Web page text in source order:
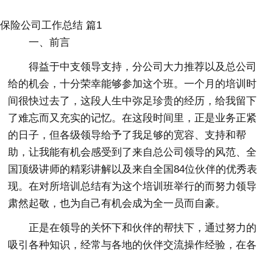
保险公司工作总结 篇1
一、前言
得益于中支领导支持，分公司大力推荐以及总公司
给的机会，十分荣幸能够参加这个班。一个月的培训时
间很快过去了，这段人生中弥足珍贵的经历，给我留下
了难忘而又充实的记忆。在这段时间里，正是业务正紧
的日子，但各级领导给予了我足够的宽容、支持和帮
助，让我能有机会感受到了来自总公司领导的风范、全
国顶级讲师的精彩讲解以及来自全国84位伙伴的优秀表
现。在对所培训总结有为这个培训班举行的而努力领导
肃然起敬，也为自己有机会成为全一员而自豪。
正是在领导的关怀下和伙伴的帮扶下，通过努力的
吸引各种知识，经常与各地的伙伴交流操作经验，在各